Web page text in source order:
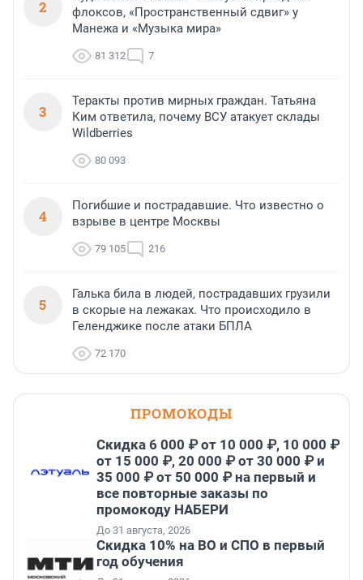
2
флоксов, «Пространственный сдвиг» у
Манежа и «Музыка мира»
81 312 7
3
Теракты против мирных граждан. Татьяна
Ким ответила, почему ВСУ атакует склады
Wildberries
80 093
4
Погибшие и пострадавшие. Что известно о
взрыве в центре Москвы
79 105 216
5
Галька била в людей, пострадавших грузили
в скорые на лежаках. Что происходило в
Геленджике после атаки БПЛА
72 170
ПРОМОКОДЫ
Скидка 6 000 ₽ от 10 000 ₽, 10 000 ₽
от 15 000 ₽, 20 000 ₽ от 30 000 ₽ и
35 000 ₽ от 50 000 ₽ на первый и
все повторные заказы по
промокоду НАБЕРИ
До 31 августа, 2026
Скидка 10% на ВО и СПО в первый
год обучения